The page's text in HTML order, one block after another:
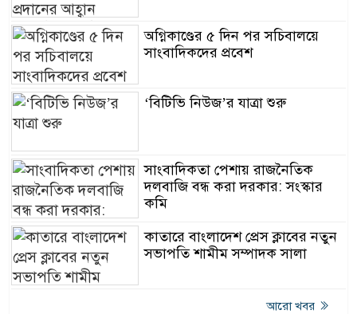
অগ্নিকাণ্ডের ৫ দিন পর সচিবালয়ে
সাংবাদিকদের প্রবেশ
‘বিটিভি নিউজ’র যাত্রা শুরু
সাংবাদিকতা পেশায় রাজনৈতিক
দলবাজি বন্ধ করা দরকার: সংস্কার
কমি
কাতারে বাংলাদেশ প্রেস ক্লাবের নতুন
সভাপতি শামীম সম্পাদক সালা
আরো খবর